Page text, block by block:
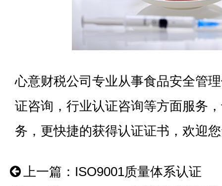
心意财税公司专业从事食品安全管
证咨询，行业认证咨询等方面服务
务，更快捷的获得认证证书，欢迎
上一篇： ISO9001质量体系认证